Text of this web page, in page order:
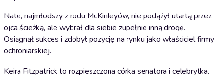
Nate, najmłodszy z rodu McKinleyów, nie podążył utartą przez
ojca ścieżką, ale wybrał dla siebie zupełnie inną drogę.
Osiągnął sukces i zdobył pozycję na rynku jako właściciel firmy
ochroniarskiej.
Keira Fitzpatrick to rozpieszczona córka senatora i celebrytka.